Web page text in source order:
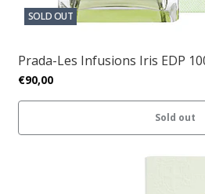
SOLD OUT
Prada-Les Infusions Iris EDP
€90,00
Sold out